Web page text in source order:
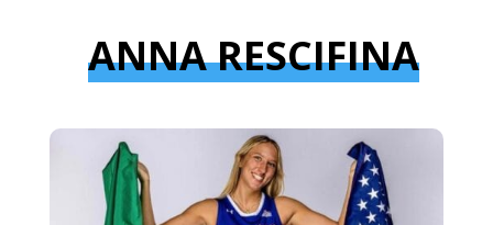
ANNA RESCIFINA